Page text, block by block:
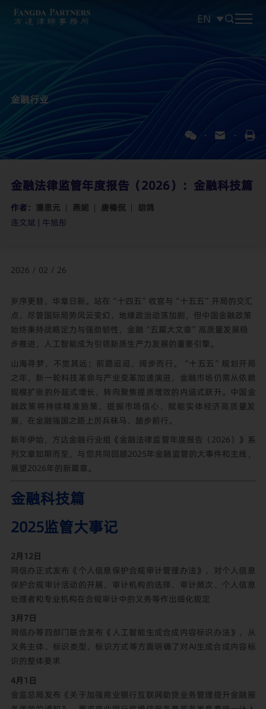
EN
日本語
金融行业
金融法律监管年度报告（2026）：金融科技篇
作者： 潘思元 燕妮 唐榛侃
胡鸽
连文斌 | 牛旭彤
2026 / 02 / 26
岁序更替，华章日新。站在“十四五”收官与“十五五”开局的交汇
点，尽管国际局势风云变幻，地缘政治动荡加剧，但中国金融政策
始终秉持战略定力与强劲韧性，金融“五篇大文章”高质量发展稳
步推进，人工智能成为引领新质生产力发展的重要引擎。
山海寻梦，不觉其远；前路迢迢，阔步而行。“十五五”规划开局
之年，新一轮科技革命与产业变革加速演进，金融市场仍需从依赖
规模扩张的外延式增长，转向聚焦提质增效的内涵式跃升。中国金
融政策将持续精准施策、提振市场信心、赋能实体经济高质量发
展，在金融强国之路上厉兵秣马、踏步前行。
新年伊始，方达金融行业组《金融法律监管年度报告（2026）》系
列文章如期而至，与您共同回顾2025年金融监管的大事件和主线，
展望2026年的新篇章。
金融科技篇
2025监管大事记
2月12日
网信办正式发布《个人信息保护合规审计管理办法》，对个人信息
保护合规审计活动的开展、审计机构的选择、审计频次、个人信息
处理者和专业机构在合规审计中的义务等作出细化规定
3月7日
网信办等四部门联合发布《人工智能生成合成内容标识办法》，从
义务主体、标识类型、标识方式等方面明确了对AI生成合成内容标
识的整体要求
4月1日
金监总局发布《关于加强商业银行互联网助贷业务管理提升金融服